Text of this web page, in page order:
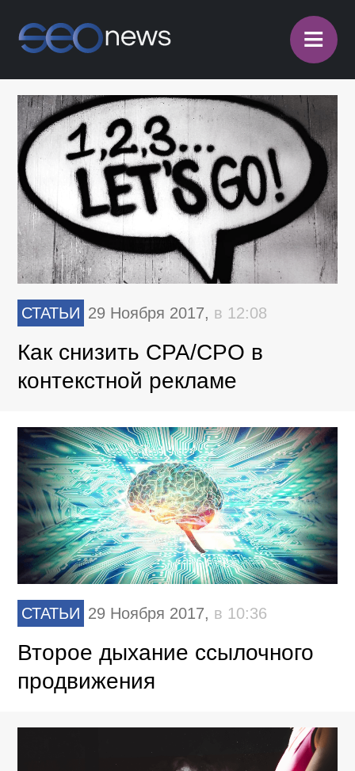
≡
СТАТЬИ 29 Ноября 2017, в 12:08
Как снизить CPA/CPO в
контекстной рекламе
СТАТЬИ 29 Ноября 2017, в 10:36
Второе дыхание ссылочного
продвижения